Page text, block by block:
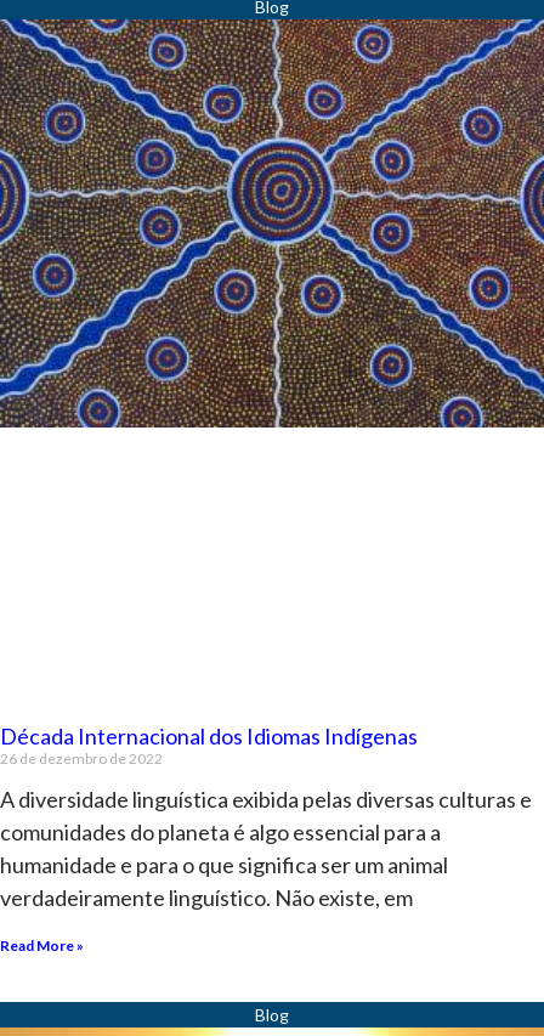
Década Internacional dos Idiomas Indígenas
26 de dezembro de 2022
A diversidade linguística exibida pelas diversas culturas e
comunidades do planeta é algo essencial para a
humanidade e para o que significa ser um animal
verdadeiramente linguístico. Não existe, em
Read More »